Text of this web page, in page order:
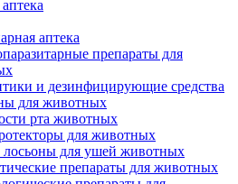
аптека
препараты для
и дезинфицирующие средства
для животных
рта животных
для животных
для ушей животных
препараты для животных